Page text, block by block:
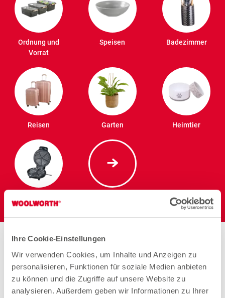
Ihre Cookie-Einstellungen
Wir verwenden Cookies, um Inhalte und Anzeigen zu
personalisieren, Funktionen für soziale Medien anbieten
zu können und die Zugriffe auf unsere Website zu
analysieren. Außerdem geben wir Informationen zu Ihrer
Ordnung und
Vorrat
Speisen Badezimmer
Reisen Garten Heimtier
Stores in der Nähe von
Woolworth – Viechtach